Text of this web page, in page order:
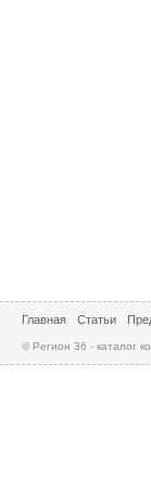
Главная Статьи
© Регион 36 - каталог